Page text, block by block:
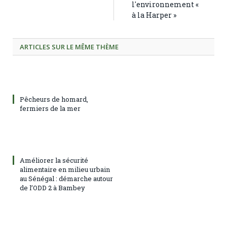
l'environnement «
à la Harper »
ARTICLES SUR LE MÊME THÈME
Pêcheurs de homard,
fermiers de la mer
Améliorer la sécurité
alimentaire en milieu urbain
au Sénégal : démarche autour
de l’ODD 2 à Bambey